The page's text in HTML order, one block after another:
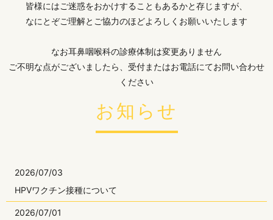
皆様にはご迷惑をおかけすることもあるかと存じますが、
なにとぞご理解とご協力のほどよろしくお願いいたします
なお耳鼻咽喉科の診療体制は変更ありません
ご不明な点がございましたら、受付またはお電話にてお問い合わせ
ください
お知らせ
2026/07/03
HPVワクチン接種について
2026/07/01